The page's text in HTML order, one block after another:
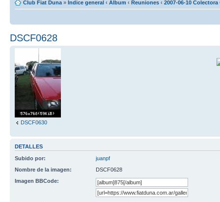
Club Fiat Duna » Índice general ‹ Album ‹ Reuniones ‹ 2007-06-10 Colectora
DSCF0628
DSCF0630
DETALLES
Subido por:
juanpf
Nombre de la imagen:
DSCF0628
Imagen BBCode: